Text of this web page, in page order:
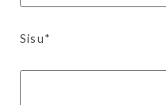
Sisu*